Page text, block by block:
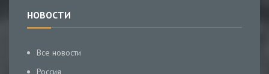
НОВОСТИ
Все новости
Россия